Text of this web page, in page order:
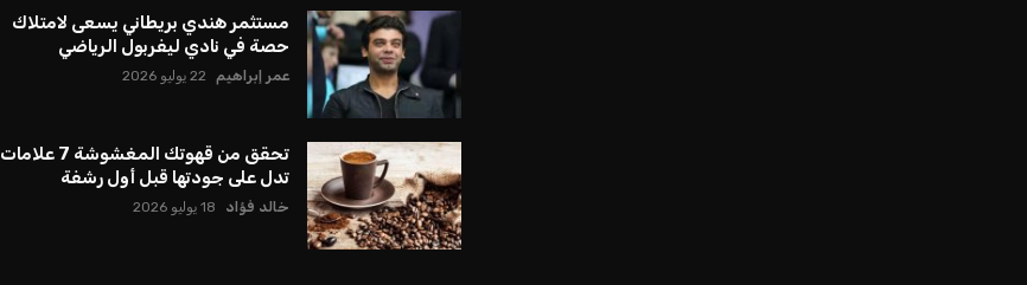
مستثمر هندي بريطاني يسعى لامتلاك
حصة في نادي ليفربول الرياضي
عمر إبراهيم 22 يوليو 2026
تحقق من قهوتك المغشوشة 7 علامات
تدل على جودتها قبل أول رشفة
خالد فؤاد 18 يوليو 2026